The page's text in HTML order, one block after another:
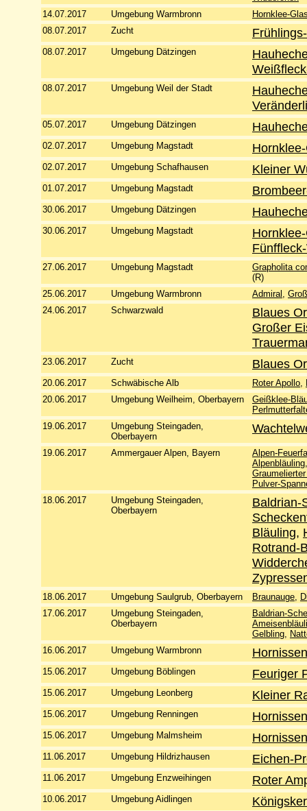
14.07.2017
Umgebung Warmbronn
Hornklee-
08.07.2017
Zucht
08.07.2017 Umgebung Dätzingen
08.07.2017 Umgebung Weil der Stadt
05.07.2017 Umgebung Dätzingen
02.07.2017 Umgebung Magstadt
02.07.2017 Umgebung Schafhausen Kleiner
01.07.2017 Umgebung Magstadt
30.06.2017 Umgebung Dätzingen
30.06.2017 Umgebung Magstadt
27.06.2017 Umgebung Magstadt
Grapholita
(R)
25.06.2017
Umgebung Warmbronn Admiral ,
24.06.2017
Schwarzwald
Blaues
Großer
23.06.2017 Zucht Blaues
20.06.2017 Schwäbische Alb Roter Apollo,
20.06.2017
Umgebung Weilheim, Oberbayern
Geißklee-
19.06.2017
Umgebung Steingaden,
Oberbayern
19.06.2017 Ammergauer Alpen, Bayern
Alpen-
Alpenbläuling
Pulver-
18.06.2017
Umgebung Steingaden,
Oberbayern
Baldrian-
Bläuling,
Rotrand-
18.06.2017 Umgebung Saulgrub, Oberbayern Braunauge,
17.06.2017
Umgebung Steingaden,
Oberbayern
Baldrian-
Gelbling,
16.06.2017
Umgebung Warmbronn
15.06.2017 Umgebung Böblingen Feuriger
15.06.2017 Umgebung Leonberg Kleiner
15.06.2017 Umgebung Renningen
15.06.2017 Umgebung Malmsheim
11.06.2017 Umgebung Hildrizhausen Eichen-
11.06.2017 Umgebung Enzweihingen Roter
10.06.2017 Umgebung Aidlingen